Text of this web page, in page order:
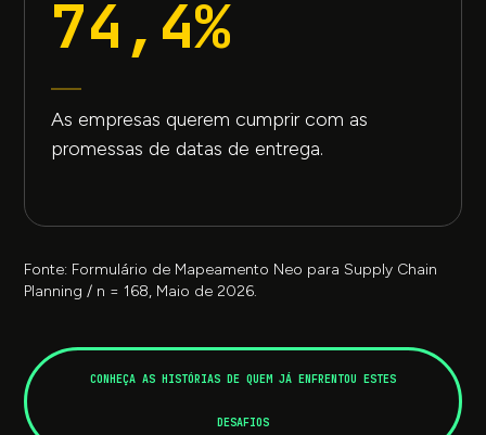
74,4%
As empresas querem cumprir com as
promessas de datas de entrega.
Fonte: Formulário de Mapeamento Neo para Supply Chain
Planning / n = 168, Maio de 2026.
CONHEÇA AS HISTÓRIAS DE QUEM JÁ ENFRENTOU ESTES
DESAFIOS